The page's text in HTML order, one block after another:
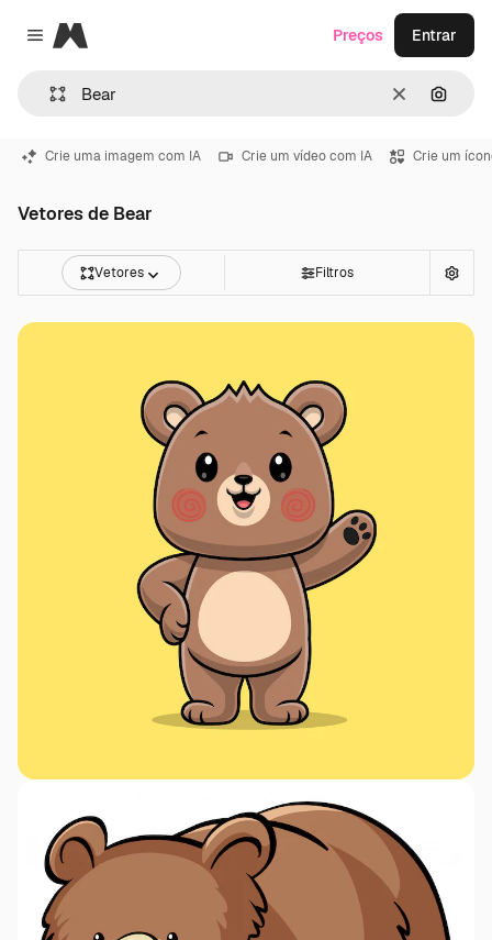
Close menu
Magnific
Limpar
Preços Entrar
Crie uma imagem com IA Crie um vídeo com IA Crie um
Vetores de Bear
Vetores Filtros